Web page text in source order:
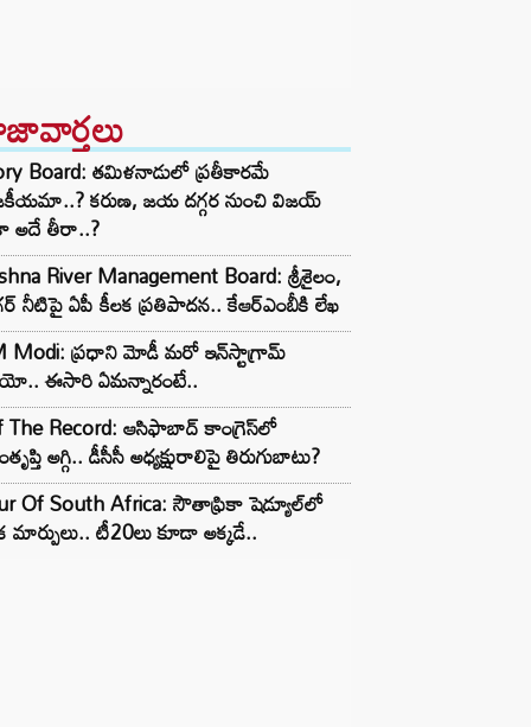
Board: తమిళనాడులో ప్రతీకారమే
కరుణ, జయ దగ్గర నుంచి విజయ్
అదే తీరా..?
River Management Board: శ్రీశైలం,
నీటిపై ఏపీ కీలక ప్రతిపాదన.. కేఆర్ఎంబీకి లేఖ
Modi: ప్రధాని మోడీ మరో ఇన్‌స్టాగ్రామ్
ఈసారి ఏమన్నారంటే..
The Record: ఆసిఫాబాద్ కాంగ్రెస్‌లో
అగ్గి.. డీసీసీ అధ్యక్షురాలిపై తిరుగుబాటు?
Of South Africa: సౌతాఫ్రికా షెడ్యూల్‌లో
మార్పులు.. టీ20లు కూడా అక్కడే..